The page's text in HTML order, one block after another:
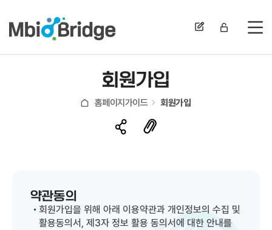
전
회원가입
홈페이지가이드 회원가입
약관동의
회원가입을 위해 아래 이용약관과 개인정보의 수집 및
활용동의서, 제3자 정보 활용 동의서에 대한 안내를